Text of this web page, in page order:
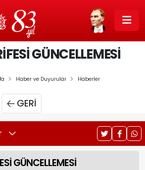
GÜNCELLEMESİ
Haber ve Duyurular Haberler
GERI
GÜNCELLEMESİ